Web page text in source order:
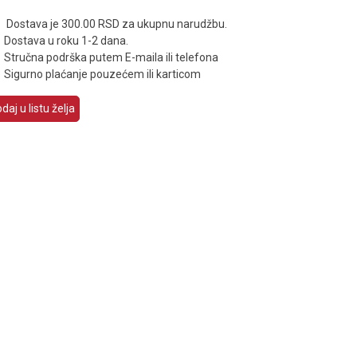
Dostava je 300.00 RSD za ukupnu narudžbu.
Dostava u roku 1-2 dana.
Stručna podrška putem E-maila ili telefona
Sigurno plaćanje pouzećem ili karticom
u listu želja